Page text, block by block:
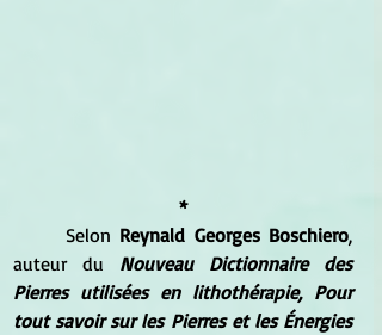
*
	Selon
Reynald Georges Boschiero,
auteur du Nouveau Dictionnaire des
Pierres utilisées en lithothérapie, Pour
tout savoir sur les Pierres et les Énergies